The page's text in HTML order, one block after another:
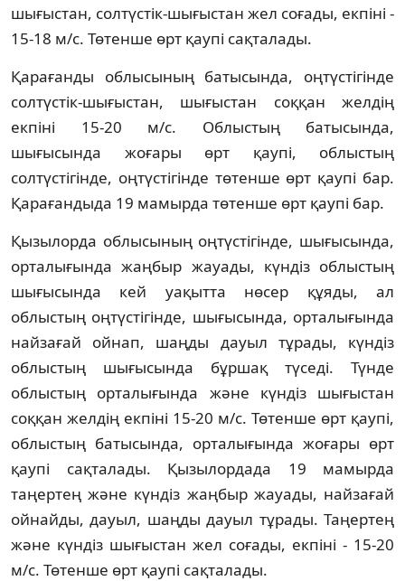
шығыстан, солтүстік-шығыстан жел соғады, екпіні -
15-18 м/с. Төтенше өрт қаупі сақталады.
Қарағанды облысының батысында, оңтүстігінде
солтүстік-шығыстан, шығыстан соққан желдің
екпіні 15-20 м/с. Облыстың батысында,
шығысында жоғары өрт қаупі, облыстың
солтүстігінде, оңтүстігінде төтенше өрт қаупі бар.
Қарағандыда 19 мамырда төтенше өрт қаупі бар.
Қызылорда облысының оңтүстігінде, шығысында,
орталығында жаңбыр жауады, күндіз облыстың
шығысында кей уақытта нөсер құяды, ал
облыстың оңтүстігінде, шығысында, орталығында
найзағай ойнап, шаңды дауыл тұрады, күндіз
облыстың шығысында бұршақ түседі. Түнде
облыстың орталығында және күндіз шығыстан
соққан желдің екпіні 15-20 м/с. Төтенше өрт қаупі,
облыстың батысында, орталығында жоғары өрт
қаупі сақталады. Қызылордада 19 мамырда
таңертең және күндіз жаңбыр жауады, найзағай
ойнайды, дауыл, шаңды дауыл тұрады. Таңертең
және күндіз шығыстан жел соғады, екпіні - 15-20
м/с. Төтенше өрт қаупі сақталады.